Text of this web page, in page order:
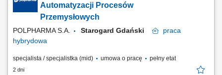
danych produkcyjnych. Analiza zgłoszeń i problemów użytkowników
oraz współpraca przy ich...
Automatyzacji Procesów
Przemysłowych
POLPHARMA S.A. Starogard Gdański
praca
hybrydowa
specjalista / specjalistka (mid) umowa o pracę pełny etat
2 dni